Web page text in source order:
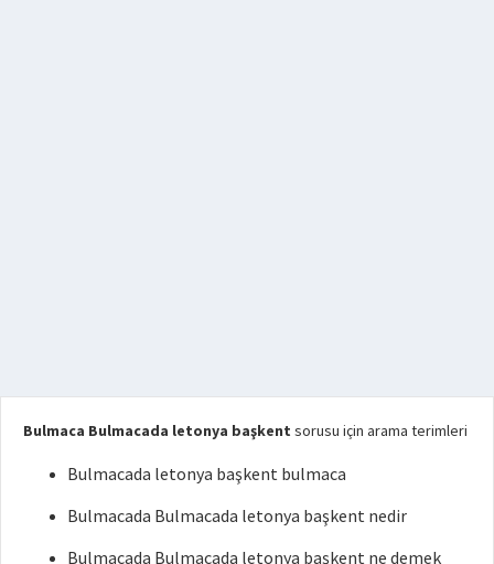
Bulmaca Bulmacada letonya başkent sorusu için arama terimleri
Bulmacada letonya başkent bulmaca
Bulmacada Bulmacada letonya başkent nedir
Bulmacada Bulmacada letonya başkent ne demek